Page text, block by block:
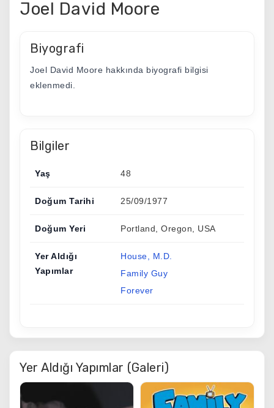
Joel David Moore
Biyografi
Joel David Moore hakkında biyografi bilgisi
eklenmedi.
Bilgiler
Yaş 48
Doğum Tarihi 25/09/1977
Doğum Yeri Portland, Oregon, USA
Yer Aldığı
Yapımlar
House, M.D.
Family Guy
Forever
Yer Aldığı Yapımlar (Galeri)